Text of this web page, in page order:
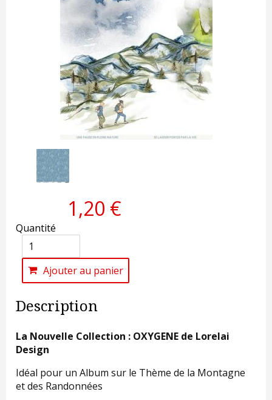
1,20 €
Quantité
Ajouter au panier
Description
La Nouvelle Collection : OXYGENE de Lorelai
Design
Idéal pour un Album sur le Thème de la Montagne
et des Randonnées